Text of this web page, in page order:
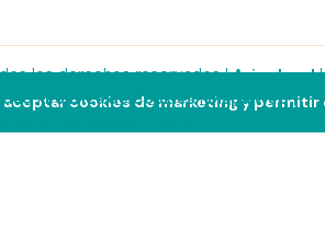
aceptar cookies de marketing y
los derechos reservados |Aviso legal|
|Política de Cookies|Mapa Web|